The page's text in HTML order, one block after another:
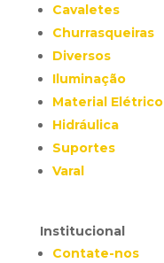
Cavaletes
Churrasqueiras
Diversos
Iluminação
Material Elétrico
Hidráulica
Suportes
Varal
Institucional
Contate-nos